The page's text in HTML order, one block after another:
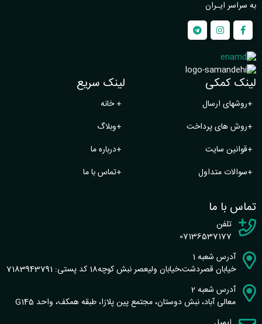
به سراسر ایـران
لینک کمکی
+روشهای ارسال
+روش های پرداخت
+قوانین سایت
+سوالات متداول
لینک سریع
+خانه
+وبلاگ
+درباره ما
+تماس با ما
تماس با ما
تلفن
07136537177
آدرس شعبه 1
خیابان قصردشت،خیابان ولیعصر نبش کوچه18 کد پستی: 7183943791
آدرس شعبه 2
معالی آباد، نبش دوستان، مجتمع پین پلازا، طبقه همکف، واحد G145